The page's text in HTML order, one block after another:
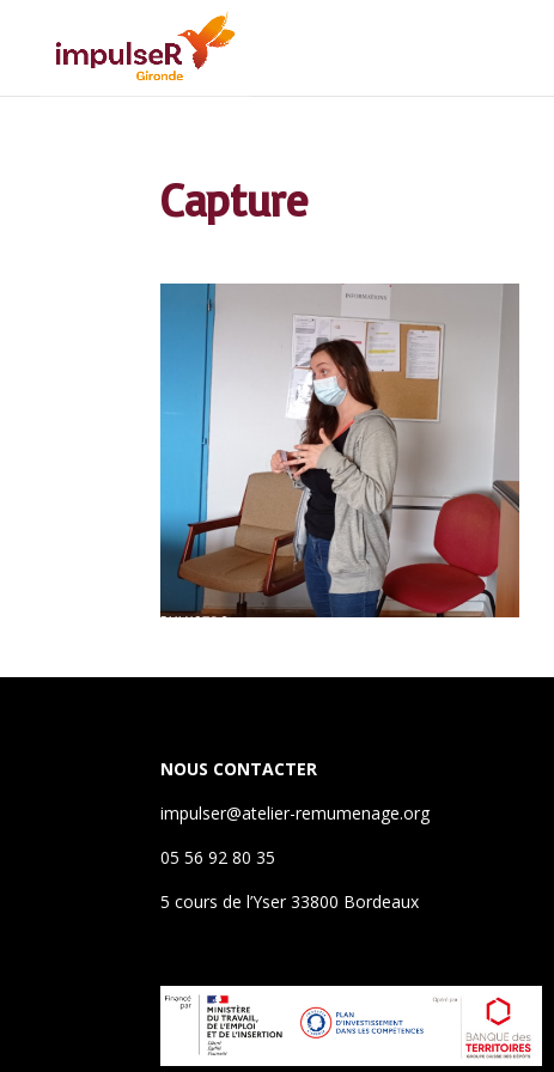
Capture
NOUS CONTACTER
impulser@atelier-remumenage.org
05 56 92 80 35
5 cours de l’Yser 33800 Bordeaux